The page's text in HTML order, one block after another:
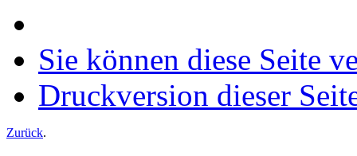
Sie können diese Seite
Druckversion dieser
Zurück.